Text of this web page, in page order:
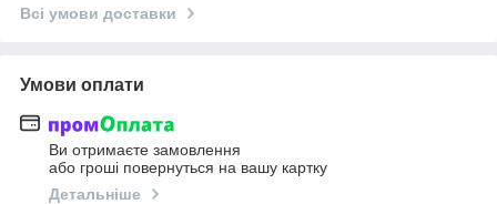
Всі умови доставки
Умови оплати
Ви отримаєте замовлення
або гроші повернуться на вашу картку
Детальніше